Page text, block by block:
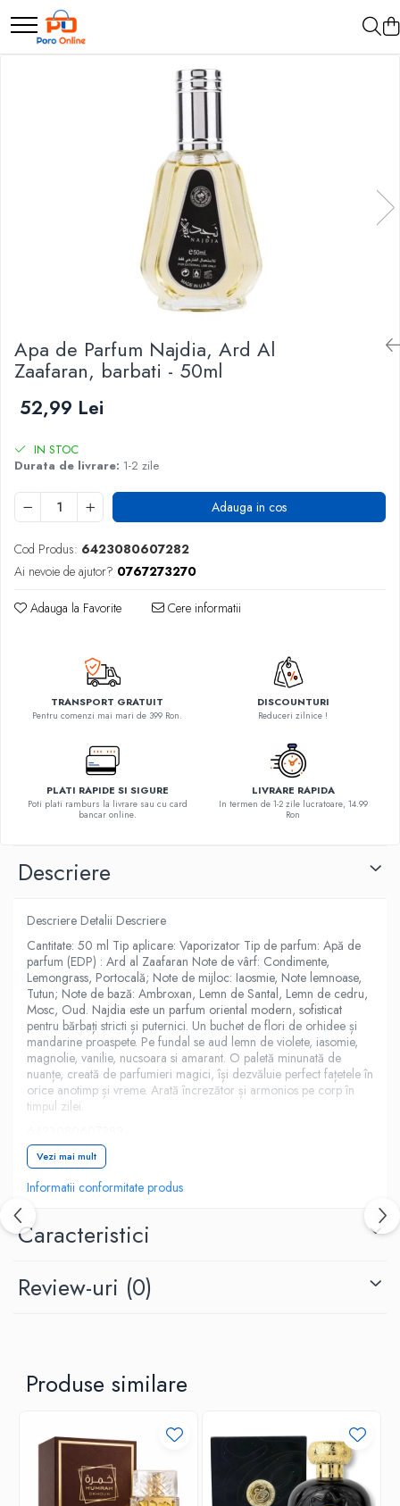
Parfum
Apa de Parfum Najdia, Ard Al
Zaafaran, barbati - 50ml
52,99 Lei
IN STOC
Durata de livrare: 1-2 zile
Adauga in cos
Cod Produs: 6423080607282
Ai nevoie de ajutor? 0767273270
Adauga la Favorite Cere informatii
TRANSPORT GRATUIT
Pentru comenzi mai mari de 399 Ron.
DISCOUNTURI
Reduceri zilnice !
PLATI RAPIDE SI SIGURE
Poti plati ramburs la livrare sau cu card
bancar online.
LIVRARE RAPIDA
In termen de 1-2 zile lucratoare, 14.99
Ron
Descriere
Descriere Detalii Descriere
Cantitate: 50 ml Tip aplicare: Vaporizator Tip de parfum: Apă de
parfum (EDP) : Ard al Zaafaran Note de vârf: Condimente,
Lemongrass, Portocală; Note de mijloc: Iaosmie, Note lemnoase,
Tutun; Note de bază: Ambroxan, Lemn de Santal, Lemn de cedru,
Mosc, Oud. Najdia este un parfum oriental modern, sofisticat
pentru bărbați stricti și puternici. Un buchet de flori de orhidee și
mandarine proaspete. Pe fundal se aud lemn de violete, iasomie,
magnolie, vanilie, nucsoara si amarant. O paletă minunată de
nuanțe, creată de parfumieri magici, își dezvăluie perfect fațetele în
orice anotimp și vreme. Arată încrezător și armonios pe corp în
timpul zilei.
Parfumuri bărbați Greutate
0.3 kg
Ard al Zaafaran
Comandă acum și bucură-te de livrare rapidă. Stoc limitat!
Vezi mai mult
Informatii conformitate produs
Caracteristici
Review-uri (0)
Produse similare